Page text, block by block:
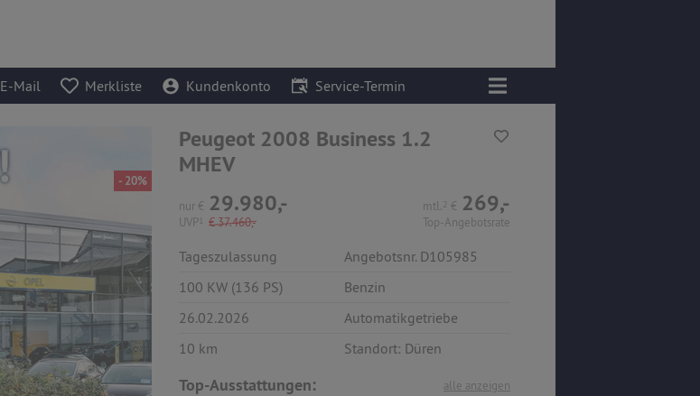
E-Mail Merkliste Kundenkonto Service-Termin
- 20%
Peugeot 2008 Business 1.2
MHEV
nur € 29.980,-
UVP 1 €37.460,-
mtl. 2 € 269,-
Top-Angebotsrate
Tageszulassung
Angebotsnr. D105985
100 KW (136 PS)
Benzin
26.02.2026
Automatikgetriebe
10 km
Standort: Düren
alle anzeigen
Top-Ausstattungen: